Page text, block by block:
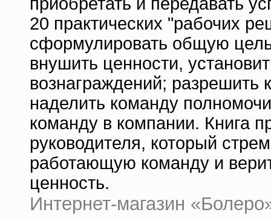
20 практических "рабочих
сформулировать общую
внушить ценности,
вознаграждений;
наделить команду
команду в компании. Книга
руководителя, который
работающую команду и
ценность.
Интернет-магазин